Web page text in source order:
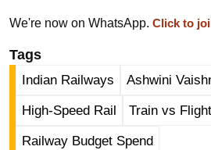
न्यू
ब्री
फ
नो
रं
We're now on WhatsApp. Click to
Tags
Indian Railways Ashwini
High-Speed Rail Train vs Flight
Railway Budget Spend